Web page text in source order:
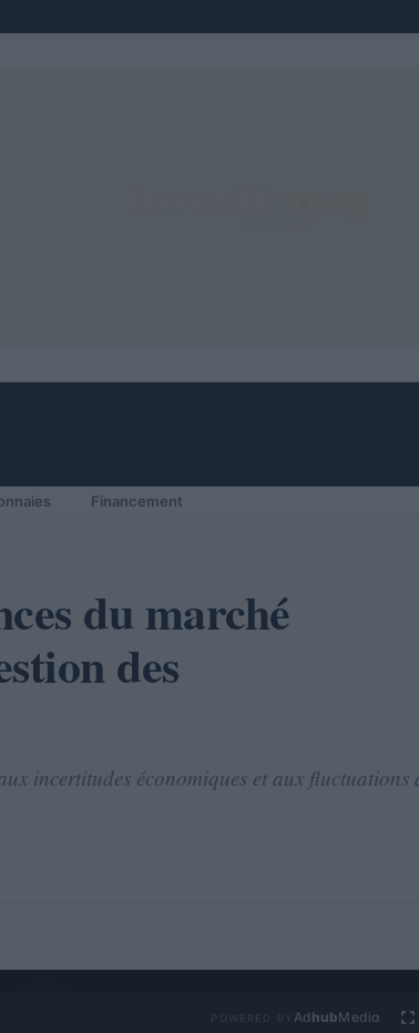
Financement
du marché
des
incertitudes économiques et aux fluctuations
Ad hubMedia